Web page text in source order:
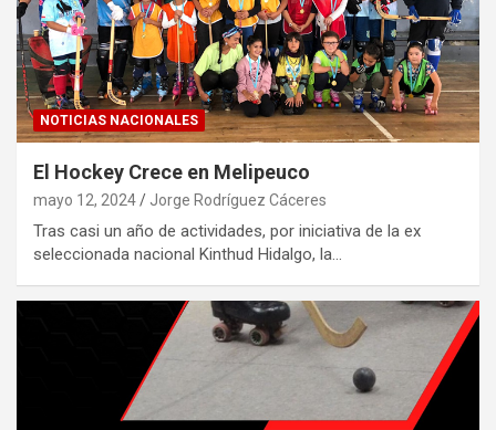
NOTICIAS NACIONALES
El Hockey Crece en Melipeuco
mayo 12, 2024 Jorge Rodríguez Cáceres
Tras casi un año de actividades, por iniciativa de la ex
seleccionada nacional Kinthud Hidalgo, la…